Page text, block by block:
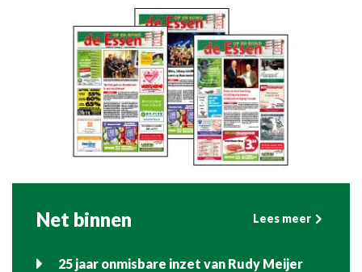
Net binnen Lees meer
25 jaar onmisbare inzet van Rudy Meijer